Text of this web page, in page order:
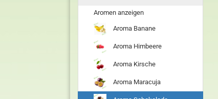
Aromen anzeigen
Aroma Banane
Aroma Himbeere
Aroma Kirsche
Aroma Maracuja